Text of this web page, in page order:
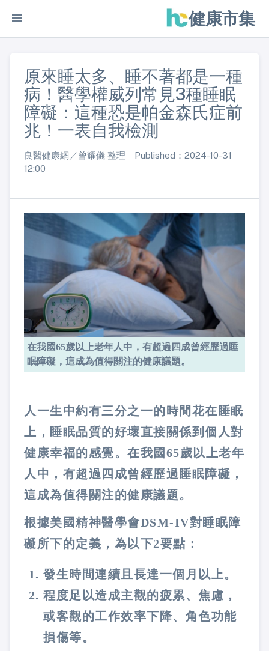
健康市集
原來睡太多、睡不著都是一種
病！醫學權威列常見3種睡眠
障礙：這種恐是帕金森氏症前
兆！一表自我檢測
良醫健康網／曾耀儀 整理 Published：2024-10-31
12:00
在我國65歲以上老年人中，有超過四成曾經歷過睡
眠障礙，這成為值得關注的健康議題。
人一生中約有三分之一的時間花在睡眠
上，睡眠品質的好壞直接關係到個人對
健康幸福的感覺。在我國65歲以上老年
人中，有超過四成曾經歷過睡眠障礙，
這成為值得關注的健康議題。
根據美國精神醫學會DSM-IV對睡眠障
礙所下的定義，為以下2要點：
發生時間連續且長達一個月以上。
程度足以造成主觀的疲累、焦慮，
或客觀的工作效率下降、角色功能
損傷等。